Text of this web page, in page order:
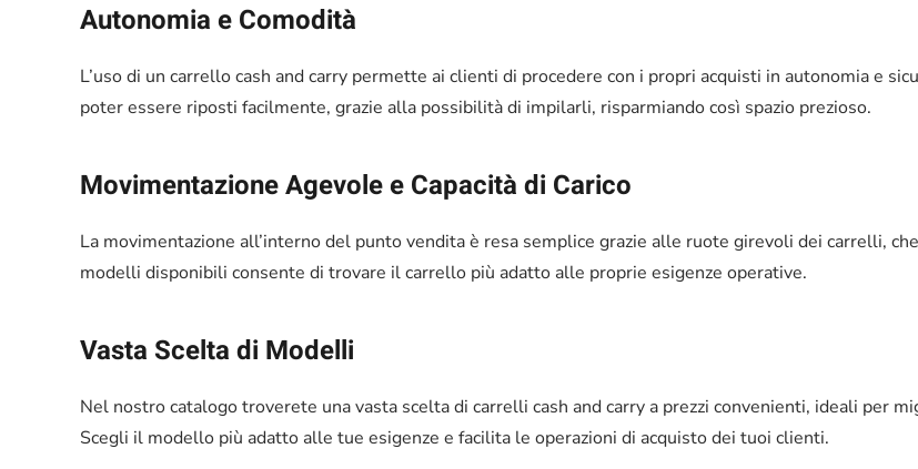
Autonomia e Comodità
L’uso di un carrello cash and carry permette ai clienti di procedere con i propri acquisti in autonomia e
poter essere riposti facilmente, grazie alla possibilità di impilarli, risparmiando così spazio prezioso.
Movimentazione Agevole e Capacità di Carico
La movimentazione all’interno del punto vendita è resa semplice grazie alle ruote girevoli dei carrelli,
modelli disponibili consente di trovare il carrello più adatto alle proprie esigenze operative.
Vasta Scelta di Modelli
Nel nostro catalogo troverete una vasta scelta di carrelli cash and carry a prezzi convenienti, ideali per
Scegli il modello più adatto alle tue esigenze e facilita le operazioni di acquisto dei tuoi clienti.